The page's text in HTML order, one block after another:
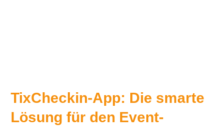
TixCheckin-App: Die smarte
Lösung für den Event-